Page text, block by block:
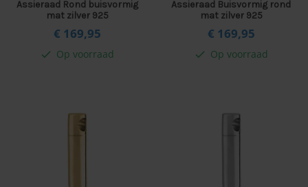
Assieraad Rond buisvormig
mat zilver 925
€ 169,95
check Op voorraad
Assieraad Buisvormig rond
mat zilver 925
€ 169,95
check Op voorraad